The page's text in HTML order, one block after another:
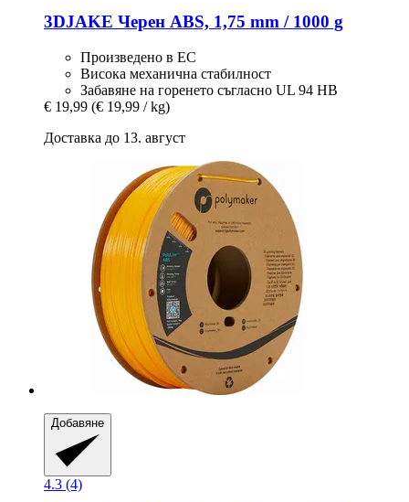
3DJAKE Черен ABS, 1,75 mm / 1000 g
Произведено в ЕС
Висока механична стабилност
Забавяне на горенето съгласно UL 94 HB
€ 19,99 (€ 19,99 / kg)
Доставка до 13. август
Добавяне
4.3 (4)